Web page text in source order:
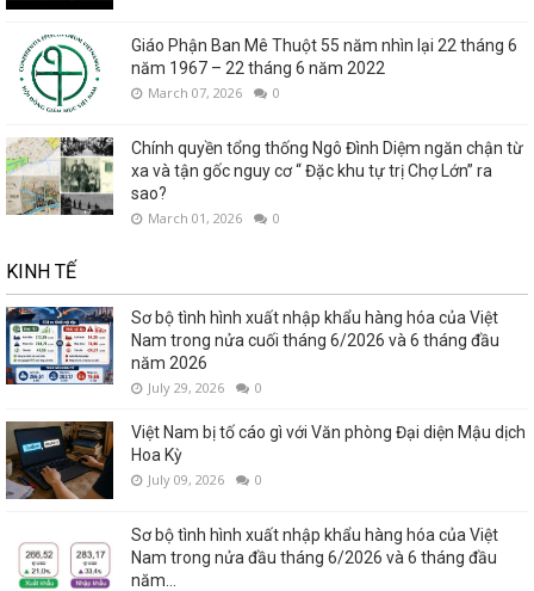
Giáo Phận Ban Mê Thuột 55 năm nhìn lại 22 tháng 6
năm 1967 – 22 tháng 6 năm 2022
March 07, 2026 0
Chính quyền tổng thống Ngô Đình Diệm ngăn chận từ
xa và tận gốc nguy cơ “ Đặc khu tự trị Chợ Lớn” ra
sao?
March 01, 2026 0
KINH TẾ
Sơ bộ tình hình xuất nhập khẩu hàng hóa của Việt
Nam trong nửa cuối tháng 6/2026 và 6 tháng đầu
năm 2026
July 29, 2026 0
Việt Nam bị tố cáo gì với Văn phòng Đại diện Mậu dịch
Hoa Kỳ
July 09, 2026 0
Sơ bộ tình hình xuất nhập khẩu hàng hóa của Việt
Nam trong nửa đầu tháng 6/2026 và 6 tháng đầu
năm...